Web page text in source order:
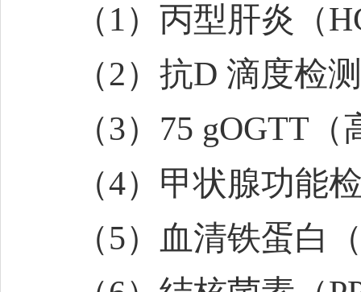
（1）丙型肝炎（
（2）抗D 滴度检
（3）75 gOGTT
（4）甲状腺功能
（5）血清铁蛋白